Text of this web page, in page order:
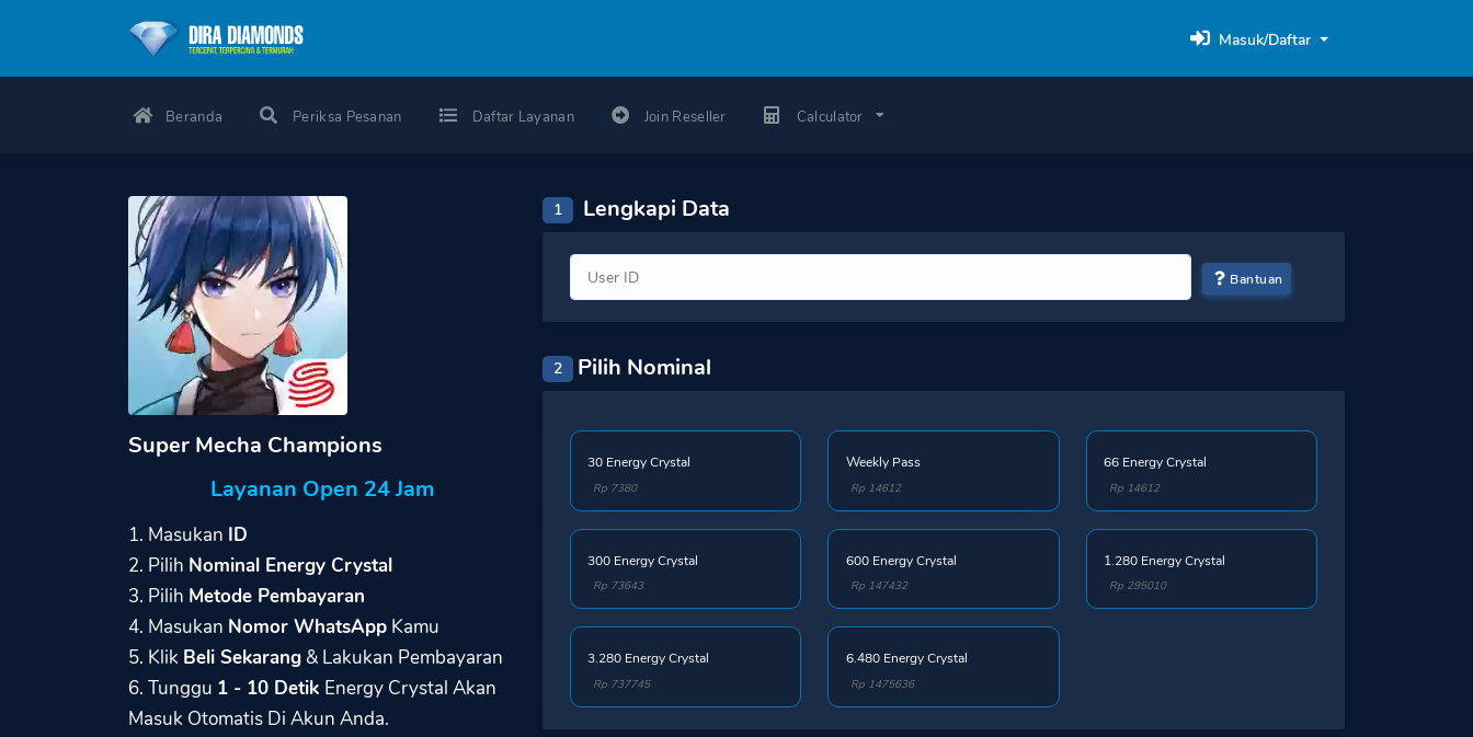
Masuk/Daftar
Beranda Periksa Pesanan Daftar Layanan Join Reseller Calculator
Super Mecha Champions
Layanan Open 24 Jam
1. Masukan ID
2. Pilih Nominal Energy Crystal
3. Pilih Metode Pembayaran
4. Masukan Nomor WhatsApp Kamu
5. Klik Beli Sekarang & Lakukan Pembayaran
6. Tunggu 1 - 10 Detik Energy Crystal Akan
Masuk Otomatis Di Akun Anda.
1 Lengkapi Data
Bantuan
2 Pilih Nominal
30 Energy Crystal
Rp 7380
Weekly Pass
Rp 14612
66 Energy Crystal
Rp 14612
300 Energy Crystal
Rp 73643
600 Energy Crystal
Rp 147432
1.280 Energy Crystal
Rp 295010
3.280 Energy Crystal
Rp 737745
6.480 Energy Crystal
Rp 1475636